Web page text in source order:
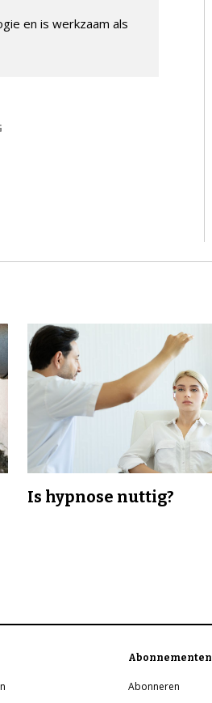
en is werkzaam als
Is hypnose nuttig?
Abonnementen
Abonneren